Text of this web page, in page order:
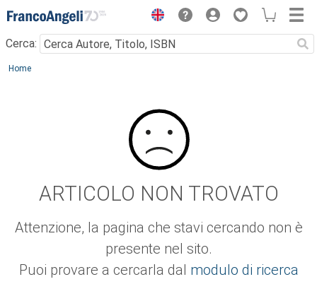
Menu
Cerca:
Main content
Home
ARTICOLO NON TROVATO
Attenzione, la pagina che stavi cercando non è
presente nel sito.
Puoi provare a cercarla dal modulo di ricerca